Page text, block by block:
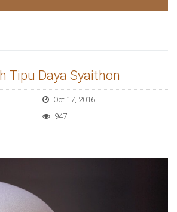
Tipu Daya Syaithon
Oct 17, 2016
947